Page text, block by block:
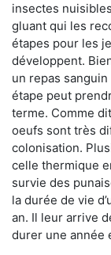
insectes
gluant qui les
étapes pour les
développent.
un repas
étape peut
terme. Comme
oeufs sont très
colonisation.
celle thermique
survie des
la durée de vie
an. Il leur arrive
durer une année